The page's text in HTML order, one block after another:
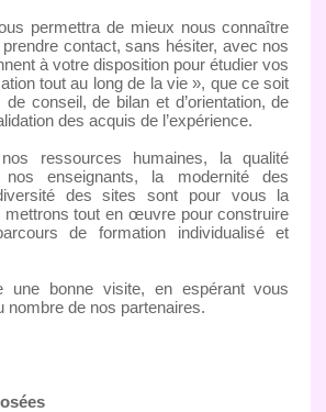
permettra de mieux nous connaître
contact, sans hésiter, avec nos
à votre disposition pour étudier vos
tout au long de la vie », que ce soit
conseil, de bilan et d’orientation, de
des acquis de l’expérience.
ressources humaines, la qualité
nos enseignants, la modernité des
des sites sont pour vous la
mettrons tout en œuvre pour construire
de formation individualisé et
une bonne visite, en espérant vous
nombre de nos partenaires.